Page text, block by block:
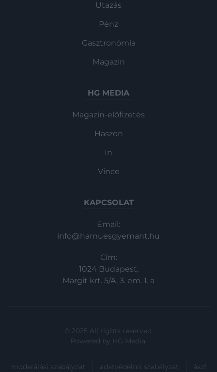
Utazás
Pénz
Gasztronómia
Magazin
HG MEDIA
Magazin-előfizetés
Haszon
In
Vince
KAPCSOLAT
Email:
info@hamuesgyemant.hu
Cím:
1024 Budapest,
Margit krt. 5/A, 3. em. 1. a
© 2025 All rights reserved.
Powered by HG Media.
moderálási szabályzat adatvédelmi szabályzat ászf